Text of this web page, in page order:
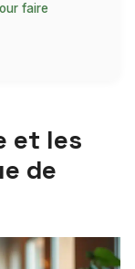
faire
et les
de